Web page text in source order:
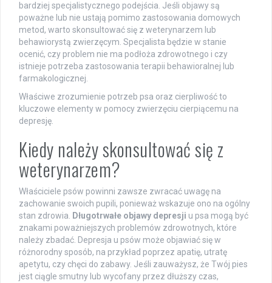
bardziej specjalistycznego podejścia. Jeśli objawy są
poważne lub nie ustają pomimo zastosowania domowych
metod, warto skonsultować się z weterynarzem lub
behawiorystą zwierzęcym. Specjalista będzie w stanie
ocenić, czy problem nie ma podłoża zdrowotnego i czy
istnieje potrzeba zastosowania terapii behawioralnej lub
farmakologicznej.
Właściwe zrozumienie potrzeb psa oraz cierpliwość to
kluczowe elementy w pomocy zwierzęciu cierpiącemu na
depresję.
Kiedy należy skonsultować się z
weterynarzem?
Właściciele psów powinni zawsze zwracać uwagę na
zachowanie swoich pupili, ponieważ wskazuje ono na ogólny
stan zdrowia. Długotrwałe objawy depresji u psa mogą być
znakami poważniejszych problemów zdrowotnych, które
należy zbadać. Depresja u psów może objawiać się w
różnorodny sposób, na przykład poprzez apatię, utratę
apetytu, czy chęci do zabawy. Jeśli zauważysz, że Twój pies
jest ciągle smutny lub wycofany przez dłuższy czas,